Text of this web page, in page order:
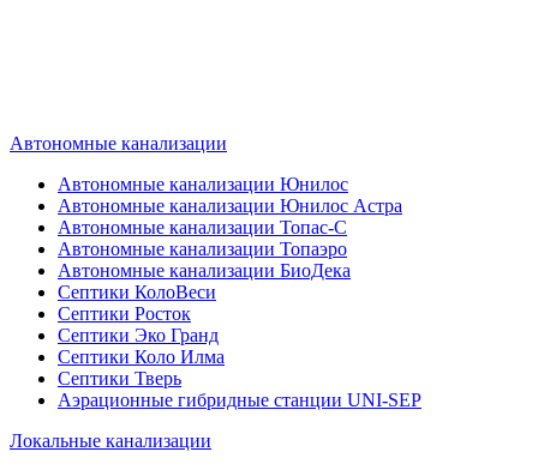
Автономные канализации
Автономные канализации Юнилос
Автономные канализации Юнилос Астра
Автономные канализации Топас-С
Автономные канализации Топаэро
Автономные канализации БиоДека
Септики КолоВеси
Септики Росток
Септики Эко Гранд
Септики Коло Илма
Септики Тверь
Аэрационные гибридные станции UNI-SEP
Локальные канализации